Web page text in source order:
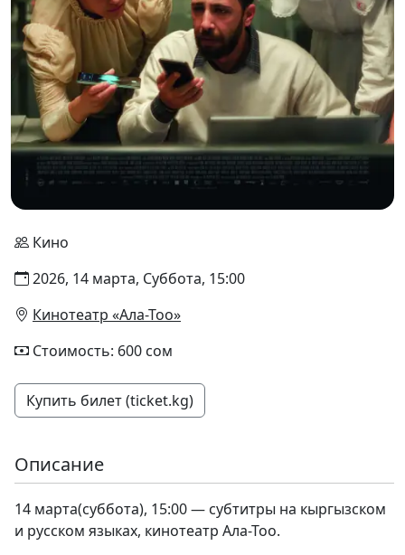
Кино
2026, 14 марта, Суббота, 15:00
Кинотеатр «Ала-Тоо»
Стоимость: 600 сом
Купить билет (ticket.kg)
Описание
14 марта(суббота), 15:00 — субтитры на кыргызском
и русском языках, кинотеатр Ала-Тоо.